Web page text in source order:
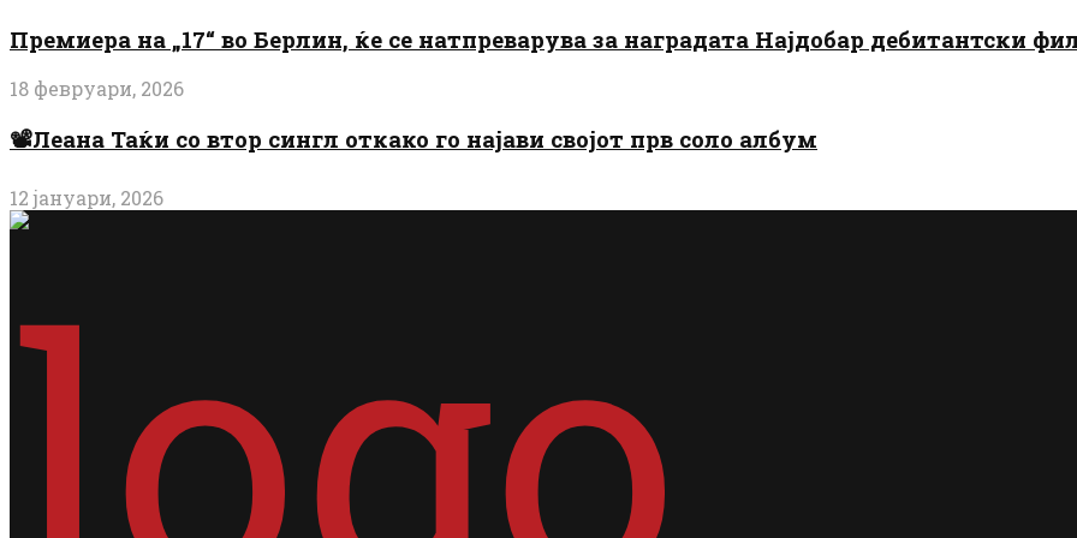
Премиера на „17“ во Берлин, ќе се натпреварува за наградата Најдобар дебитантски
18 февруари, 2026
📽️Леана Таќи со втор сингл откако го најави својот прв соло албум
12 јануари, 2026